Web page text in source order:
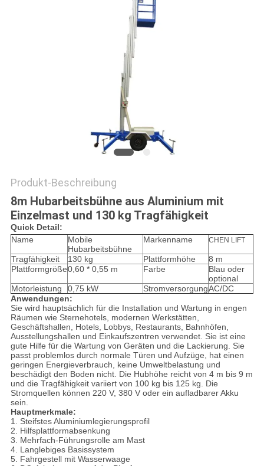
DATENSCHUTZRICHTLINIE
Produkt-Beschreibung
8m Hubarbeitsbühne aus Aluminium mit
Einzelmast und 130 kg Tragfähigkeit
Quick Detail:
Name
Mobile
Hubarbeitsbühne
Markenname CHEN LIFT
Tragfähigkeit 130 kg Plattformhöhe
8 m
Plattformgröße0,60 * 0,55 m Farbe
Blau oder
optional
Motorleistung
0,75 kW StromversorgungAC/DC
Anwendungen:
Sie wird hauptsächlich für die Installation und Wartung in engen
Räumen wie Sternehotels, modernen Werkstätten,
Geschäftshallen, Hotels, Lobbys, Restaurants, Bahnhöfen,
Ausstellungshallen und Einkaufszentren verwendet. Sie ist eine
gute Hilfe für die Wartung von Geräten und die Lackierung. Sie
passt problemlos durch normale Türen und Aufzüge, hat einen
geringen Energieverbrauch, keine Umweltbelastung und
beschädigt den Boden nicht. Die Hubhöhe reicht von 4 m bis 9 m
und die Tragfähigkeit variiert von 100 kg bis 125 kg. Die
Stromquellen können 220 V, 380 V oder ein aufladbarer Akku
sein.
Hauptmerkmale:
1. Steifstes Aluminiumlegierungsprofil
2. Hilfsplattformabsenkung
3. Mehrfach-Führungsrolle am Mast
4. Langlebiges Basissystem
5. Fahrgestell mit Wasserwaage